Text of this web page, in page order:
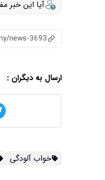
آیا این خبر
news-3693
ارسال به دیگران :
خواب آلودگی